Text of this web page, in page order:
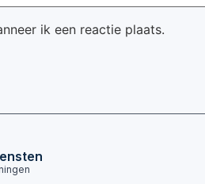
ik een reactie plaats.